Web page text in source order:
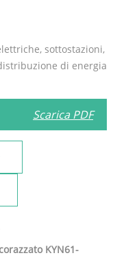
sottostazioni,
di energia
Scarica PDF
KYN61-